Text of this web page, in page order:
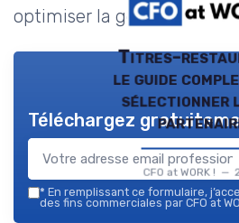
optimiser la gestion de
Titres-
le guide
sélectionner
CFO at WORK ! —
Téléchargez
* En remplissant ce formulaire,
des fins commerciales par CFO at